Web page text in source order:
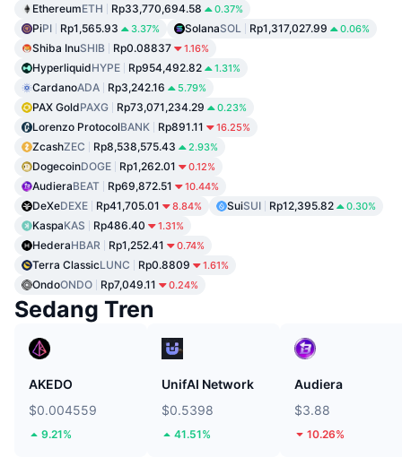
EthereumETH Rp33,770,694.58 0.37%
PiPI Rp1,565.93 3.37% SolanaSOL Rp1,317,027.99 0.06%
Shiba InuSHIB Rp0.08837 1.16%
HyperliquidHYPE Rp954,492.82 1.31%
CardanoADA Rp3,242.16 5.79%
PAX GoldPAXG Rp73,071,234.29 0.23%
Lorenzo ProtocolBANK Rp891.11 16.25%
ZcashZEC Rp8,538,575.43 2.93%
DogecoinDOGE Rp1,262.01 0.12%
AudieraBEAT Rp69,872.51 10.44%
DeXeDEXE Rp41,705.01 8.84% SuiSUI Rp12,395.82 0.30%
KaspaKAS Rp486.40 1.31%
HederaHBAR Rp1,252.41 0.74%
Terra ClassicLUNC Rp0.8809 1.61%
OndoONDO Rp7,049.11 0.24%
Sedang Tren
AKEDO
$0.004559
9.21%
UnifAI Network
$0.5398
41.51%
Audiera
$3.88
10.26%